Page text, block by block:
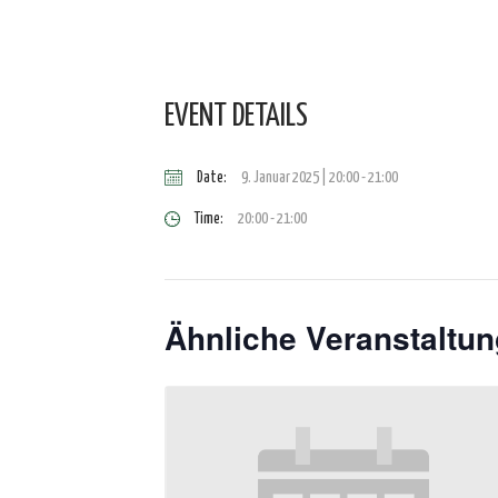
EVENT DETAILS
Date: 9. Januar 2025 | 20:00-21:00
Time: 20:00 - 21:00
Ähnliche